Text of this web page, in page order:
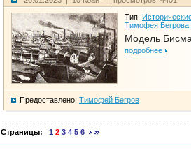
Тип:
Тимофея Бегрова
Модель
подробнее
Предоставлено: Тимофей Бегров
Страницы: 1 2 3 4 5 6